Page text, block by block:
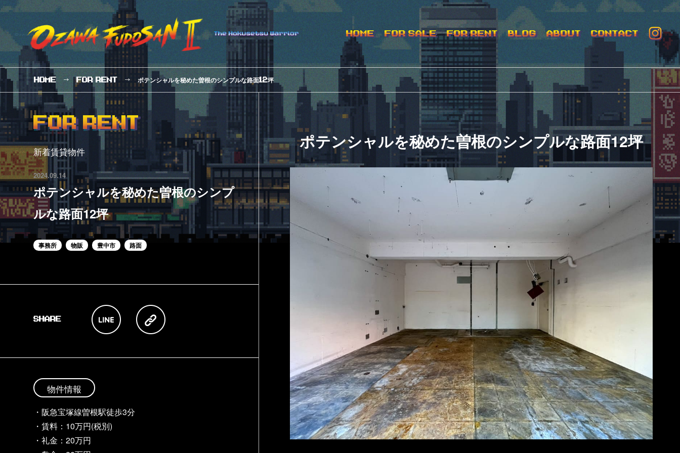
HOME FOR SALE FOR RENT BLOG ABOUT CONTACT
HOME FOR RENT ポテンシャルを秘めた曽根のシンプルな路面12坪
FOR RENT
新着賃貸物件
2024.09.14
ポテンシャルを秘めた曽根のシンプ
ルな路面12坪
事務所 物販 豊中市 路面
物件情報
・阪急宝塚線曽根駅徒歩3分
・賃料：10万円(税別)
・礼金：20万円
ポテンシャルを秘めた曽根のシンプルな路面12坪